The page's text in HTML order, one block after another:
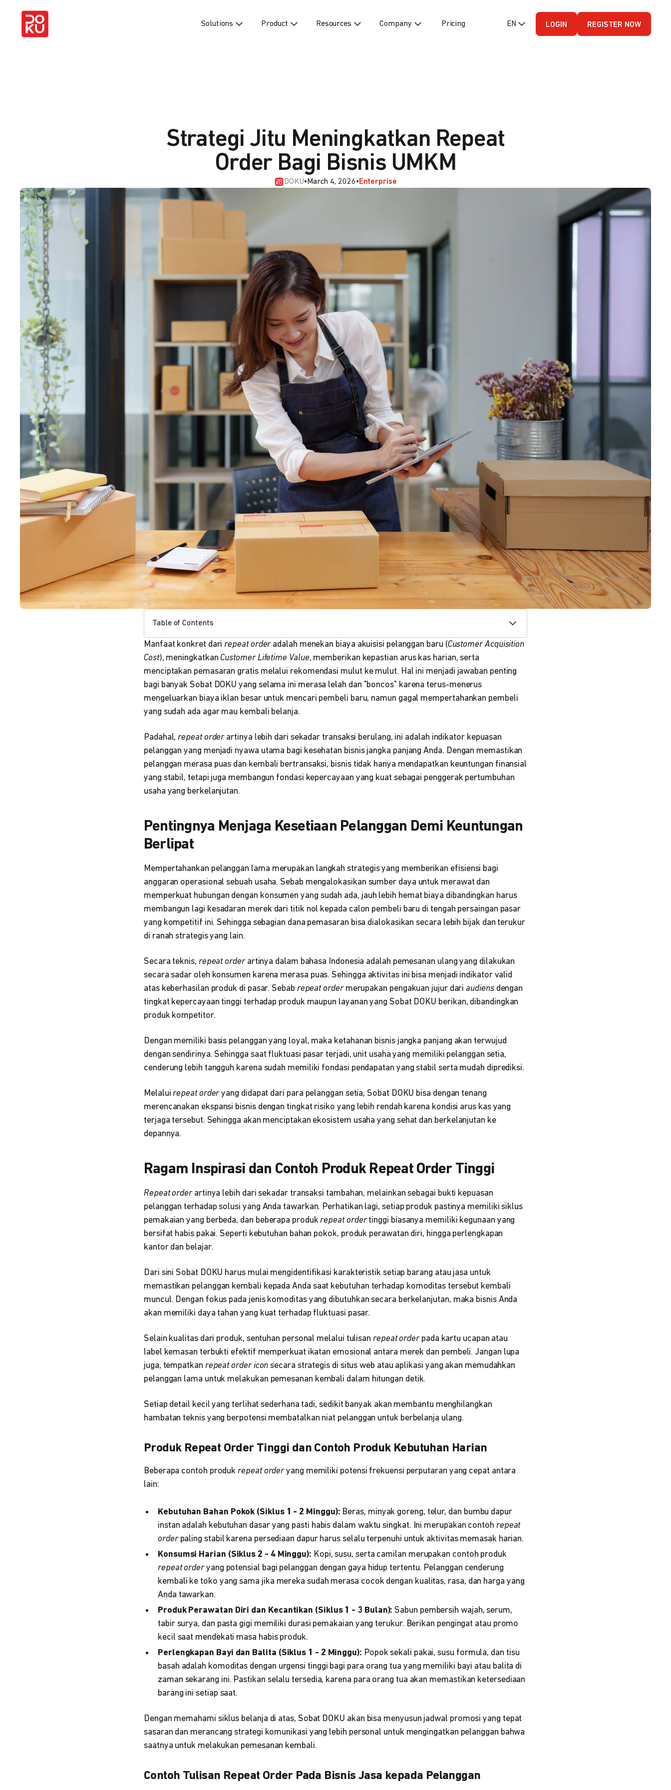
Solutions Product Resources Company Pricing EN (English - US)
LOGIN REGISTER NOW
Strategi Jitu Meningkatkan Repeat
Order Bagi Bisnis UMKM
DOKU• March 4, 2026•Enterprise
Table of Contents
Manfaat konkret darirepeat orderadalah menekan biaya akuisisi pelanggan baru (Customer Acquisition
Cost), meningkatkanCustomer Lifetime Value, memberikan kepastian arus kas harian, serta
menciptakan pemasaran gratis melalui rekomendasi mulut ke mulut. Hal ini menjadi jawaban penting
bagi banyak Sobat DOKU yang selama ini merasa lelah dan "boncos" karena terus-menerus
mengeluarkan biaya iklan besar untuk mencari pembeli baru, namun gagal mempertahankan pembeli
yang sudah ada agar mau kembali belanja.
Padahal,repeat orderartinya lebih dari sekadar transaksi berulang, ini adalah indikator kepuasan
pelanggan yang menjadi nyawa utama bagi kesehatan bisnis jangka panjang Anda. Dengan memastikan
pelanggan merasa puas dan kembali bertransaksi, bisnis tidak hanya mendapatkan keuntungan finansial
yang stabil, tetapi juga membangun fondasi kepercayaan yang kuat sebagai penggerak pertumbuhan
usaha yang berkelanjutan.
Pentingnya Menjaga Kesetiaan Pelanggan Demi Keuntungan
Berlipat
Mempertahankan pelanggan lama merupakan langkah strategis yang memberikan efisiensi bagi
anggaran operasional sebuah usaha. Sebab mengalokasikan sumber daya untuk merawat dan
memperkuat hubungan dengan konsumen yang sudah ada, jauh lebih hemat biaya dibandingkan harus
membangun lagi kesadaran merek dari titik nol kepada calon pembeli baru di tengah persaingan pasar
yang kompetitif ini. Sehingga sebagian dana pemasaran bisa dialokasikan secara lebih bijak dan terukur
di ranah strategis yang lain.
Secara teknis, repeat orderartinya dalam bahasa Indonesia adalah pemesanan ulang yang dilakukan
secara sadar oleh konsumen karena merasa puas. Sehingga aktivitas ini bisa menjadi indikator valid
atas keberhasilan produk di pasar. Sebab repeat order merupakan pengakuan jujur dariaudiens dengan
tingkat kepercayaan tinggi terhadap produk maupun layanan yang Sobat DOKU berikan, dibandingkan
produk kompetitor.
Dengan memiliki basis pelanggan yang loyal, maka ketahanan bisnis jangka panjang akan terwujud
dengan sendirinya. Sehingga saat fluktuasi pasar terjadi, unit usaha yang memiliki pelanggan setia,
cenderung lebih tangguh karena sudah memiliki fondasi pendapatan yang stabil serta mudah diprediksi.
Melaluirepeat orderyang didapat dari para pelanggan setia, Sobat DOKU bisa dengan tenang
merencanakan ekspansi bisnis dengan tingkat risiko yang lebih rendah karena kondisi arus kas yang
terjaga tersebut. Sehingga akan menciptakan ekosistem usaha yang sehat dan berkelanjutan ke
depannya.
Ragam Inspirasi dan Contoh Produk Repeat Order Tinggi
Repeat order artinya lebih dari sekadar transaksi tambahan, melainkan sebagai bukti kepuasan
pelanggan terhadap solusi yang Anda tawarkan. Perhatikan lagi, setiap produk pastinya memiliki siklus
pemakaian yang berbeda, dan beberapa produkrepeat ordertinggi biasanya memiliki kegunaan yang
bersifat habis pakai. Seperti kebutuhan bahan pokok, produk perawatan diri, hingga perlengkapan
kantor dan belajar.
Dari sini Sobat DOKU harus mulai mengidentifikasi karakteristik setiap barang atau jasa untuk
memastikan pelanggan kembali kepada Anda saat kebutuhan terhadap komoditas tersebut kembali
muncul. Dengan fokus pada jenis komoditas yang dibutuhkan secara berkelanjutan, maka bisnis Anda
akan memiliki daya tahan yang kuat terhadap fluktuasi pasar.
Selain kualitas dari produk, sentuhan personal melalui tulisan repeat orderpada kartu ucapan atau
label kemasan terbukti efektif memperkuat ikatan emosional antara merek dan pembeli. Jangan lupa
juga, tempatkan repeat order icon secara strategis di situs web atau aplikasi yang akan memudahkan
pelanggan lama untuk melakukan pemesanan kembali dalam hitungan detik.
Setiap detail kecil yang terlihat sederhana tadi, sedikit banyak akan membantu menghilangkan
hambatan teknis yang berpotensi membatalkan niat pelanggan untuk berbelanja ulang.
Produk Repeat Order Tinggi dan Contoh Produk Kebutuhan Harian
Beberapa contoh produkrepeat orderyang memiliki potensi frekuensi perputaran yang cepat antara
lain:
Kebutuhan Bahan Pokok (Siklus 1 - 2 Minggu): Beras, minyak goreng, telur, dan bumbu dapur
instan adalah kebutuhan dasar yang pasti habis dalam waktu singkat. Ini merupakan contoh repeat
orderpaling stabil karena persediaan dapur harus selalu terpenuhi untuk aktivitas memasak harian.
Konsumsi Harian (Siklus 2 - 4 Minggu): Kopi, susu, serta camilan merupakan contoh produk
repeat orderyang potensial bagi pelanggan dengan gaya hidup tertentu. Pelanggan cenderung
kembali ke toko yang sama jika mereka sudah merasa cocok dengan kualitas, rasa, dan harga yang
Anda tawarkan.
Produk Perawatan Diri dan Kecantikan (Siklus 1 - 3 Bulan): Sabun pembersih wajah, serum,
tabir surya, dan pasta gigi memiliki durasi pemakaian yang terukur. Berikan pengingat atau promo
kecil saat mendekati masa habis produk.
Perlengkapan Bayi dan Balita (Siklus 1 - 2 Minggu): Popok sekali pakai, susu formula, dan tisu
basah adalah komoditas dengan urgensi tinggi bagi para orang tua yang memiliki bayi atau balita di
zaman sekarang ini. Pastikan selalu tersedia, karena para orang tua akan memastikan ketersediaan
barang ini setiap saat.
Dengan memahami siklus belanja di atas, Sobat DOKU akan bisa menyusun jadwal promosi yang tepat
sasaran dan merancang strategi komunikasi yang lebih personal untuk mengingatkan pelanggan bahwa
saatnya untuk melakukan pemesanan kembali.
Contoh Tulisan Repeat Order Pada Bisnis Jasa kepada Pelanggan